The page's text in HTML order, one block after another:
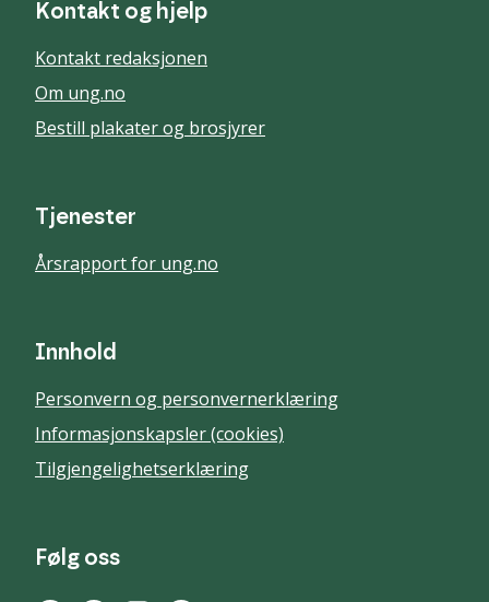
Kontakt og hjelp
Kontakt redaksjonen
Om ung.no
Bestill plakater og brosjyrer
Tjenester
Årsrapport for ung.no
Innhold
Personvern og personvernerklæring
Informasjonskapsler (cookies)
Tilgjengelighetserklæring
Følg oss